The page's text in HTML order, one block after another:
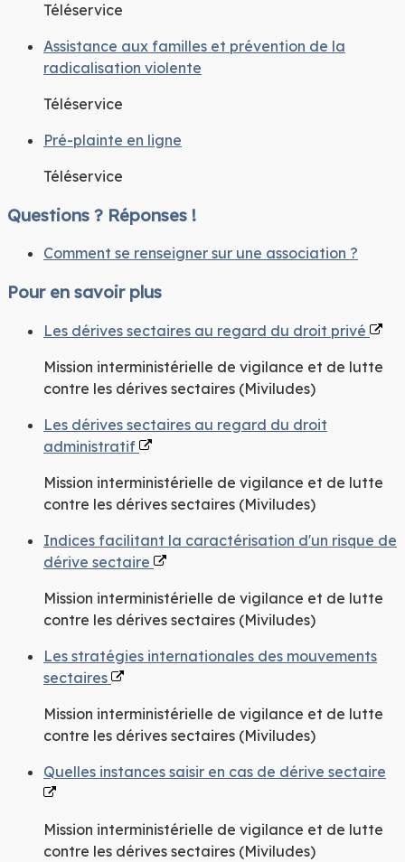
Téléservice
Assistance aux familles et prévention de la
radicalisation violente
Téléservice
Pré-plainte en ligne
Téléservice
Questions ? Réponses !
Comment se renseigner sur une association ?
Pour en savoir plus
Les dérives sectaires au regard du droit privé
Mission interministérielle de vigilance et de lutte
contre les dérives sectaires (Miviludes)
Les dérives sectaires au regard du droit
administratif
Mission interministérielle de vigilance et de lutte
contre les dérives sectaires (Miviludes)
Indices facilitant la caractérisation d'un risque de
dérive sectaire
Mission interministérielle de vigilance et de lutte
contre les dérives sectaires (Miviludes)
Les stratégies internationales des mouvements
sectaires
Mission interministérielle de vigilance et de lutte
contre les dérives sectaires (Miviludes)
Quelles instances saisir en cas de dérive sectaire
Mission interministérielle de vigilance et de lutte
contre les dérives sectaires (Miviludes)